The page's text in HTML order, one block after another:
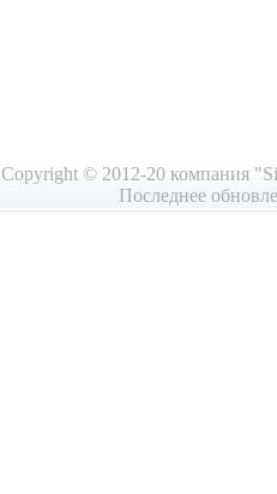
Copyright © 2012-20 компания
Последнее